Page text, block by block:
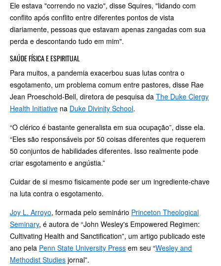
Ele estava "correndo no vazio", disse Squires, "lidando com
conflito após conflito entre diferentes pontos de vista
diariamente, pessoas que estavam apenas zangadas com sua
perda e descontando tudo em mim".
SAÚDE FÍSICA E ESPIRITUAL
Para muitos, a pandemia exacerbou suas lutas contra o
esgotamento, um problema comum entre pastores, disse Rae
Jean Proeschold-Bell, diretora de pesquisa da The Duke Clergy
Health Initiative na Duke Divinity School.
“O clérico é bastante generalista em sua ocupação”, disse ela.
“Eles são responsáveis por 50 coisas diferentes que requerem
50 conjuntos de habilidades diferentes. Isso realmente pode
criar esgotamento e angústia.”
Cuidar de si mesmo fisicamente pode ser um ingrediente-chave
na luta contra o esgotamento.
Joy L. Arroyo, formada pelo seminário Princeton Theological
Seminary, é autora de “John Wesley's Empowered Regimen:
Cultivating Health and Sanctification”, um artigo publicado este
ano pela Penn State University Press em seu “Wesley and
Methodist Studies jornal”.